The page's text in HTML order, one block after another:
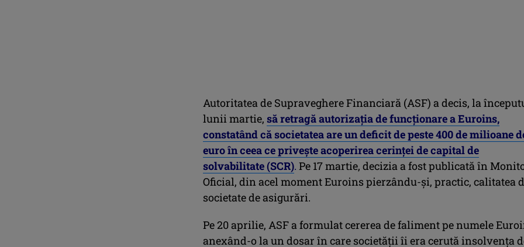
Autoritatea de Supraveghere Financiară (ASF) a decis, la
lunii martie, să retragă autorizația de funcționare a Euroins,
constatând că societatea are un deficit de peste 400 de milioane
euro în ceea ce privește acoperirea cerinței de capital de
solvabilitate (SCR). Pe 17 martie, decizia a fost publicată în
Oficial, din acel moment Euroins pierzându-și, practic, calitatea
societate de asigurări.
Pe 20 aprilie, ASF a formulat cererea de faliment pe numele
anexând-o la un dosar în care societății îi era cerută insolvența